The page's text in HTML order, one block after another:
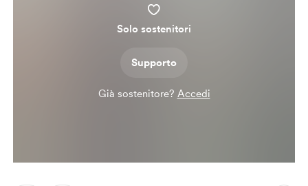
Solo sostenitori
Supporto
Già sostenitore? Accedi